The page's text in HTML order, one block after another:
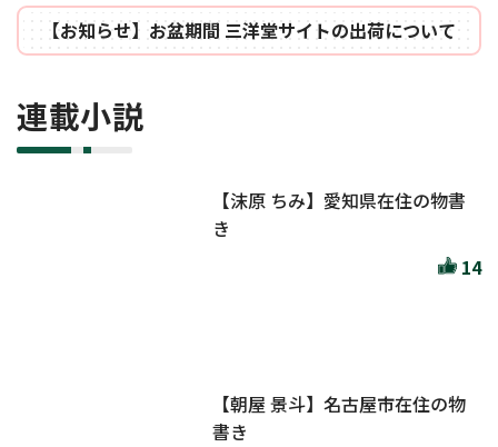
【お知らせ】お盆期間 三洋堂サイトの出荷について
連載小説
【沫原 ちみ】愛知県在住の物書
き
14
【朝屋 景斗】名古屋市在住の物
書き